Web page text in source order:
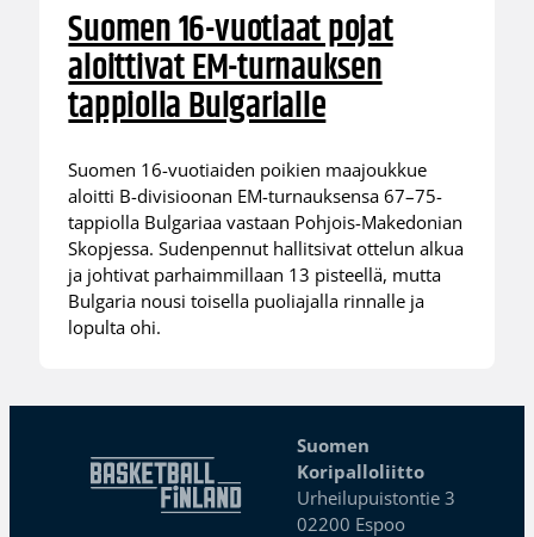
Suomen 16-vuotiaat pojat
aloittivat EM-turnauksen
tappiolla Bulgarialle
Suomen 16-vuotiaiden poikien maajoukkue
aloitti B-divisioonan EM-turnauksensa 67–75-
tappiolla Bulgariaa vastaan Pohjois-Makedonian
Skopjessa. Sudenpennut hallitsivat ottelun alkua
ja johtivat parhaimmillaan 13 pisteellä, mutta
Bulgaria nousi toisella puoliajalla rinnalle ja
lopulta ohi.
Suomen
Koripalloliitto
Urheilupuistontie 3
02200 Espoo